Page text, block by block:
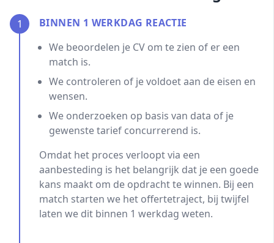
1
BINNEN 1 WERKDAG REACTIE
We beoordelen je CV om te zien of er een
match is.
We controleren of je voldoet aan de eisen en
wensen.
We onderzoeken op basis van data of je
gewenste tarief concurrerend is.
Omdat het proces verloopt via een
aanbesteding is het belangrijk dat je een goede
kans maakt om de opdracht te winnen. Bij een
match starten we het offertetraject, bij twijfel
laten we dit binnen 1 werkdag weten.